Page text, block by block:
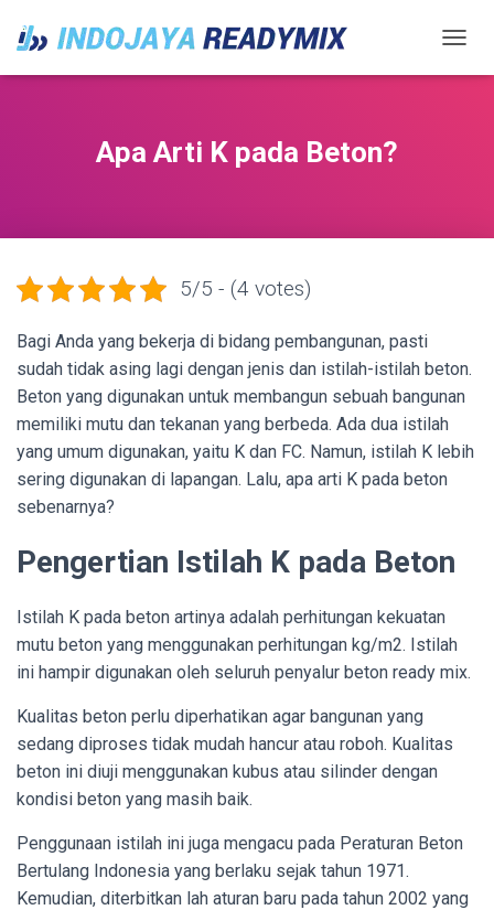
Apa Arti K pada Beton?
5/5 - (4 votes)
Bagi Anda yang bekerja di bidang pembangunan, pasti
sudah tidak asing lagi dengan jenis dan istilah-istilah beton.
Beton yang digunakan untuk membangun sebuah bangunan
memiliki mutu dan tekanan yang berbeda. Ada dua istilah
yang umum digunakan, yaitu K dan FC. Namun, istilah K lebih
sering digunakan di lapangan. Lalu, apa arti K pada beton
sebenarnya?
Pengertian Istilah K pada Beton
Istilah K pada beton artinya adalah perhitungan kekuatan
mutu beton yang menggunakan perhitungan kg/m2. Istilah
ini hampir digunakan oleh seluruh penyalur beton ready mix.
Kualitas beton perlu diperhatikan agar bangunan yang
sedang diproses tidak mudah hancur atau roboh. Kualitas
beton ini diuji menggunakan kubus atau silinder dengan
kondisi beton yang masih baik.
Penggunaan istilah ini juga mengacu pada Peraturan Beton
Bertulang Indonesia yang berlaku sejak tahun 1971.
Kemudian, diterbitkan lah aturan baru pada tahun 2002 yang